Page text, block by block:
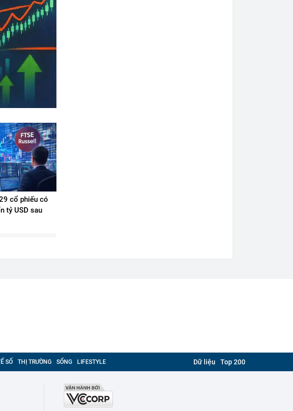
cổ phiếu có
tỷ USD sau
SỐ THỊ TRƯỜNG SỐNG LIFESTYLE Dữ liệu Top 200